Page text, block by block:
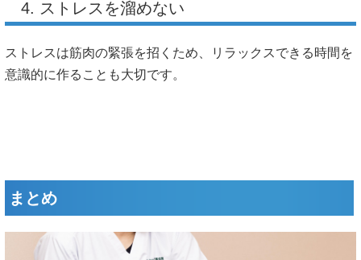
4. ストレスを溜めない
ストレスは筋肉の緊張を招くため、リラックスできる時間を
意識的に作ることも大切です。
まとめ